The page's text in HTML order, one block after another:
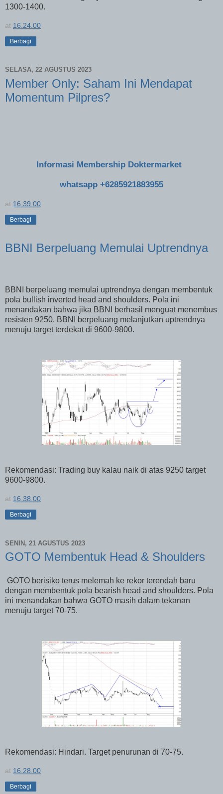
1300-1400.
at 16.24.00
Berbagi
SELASA, 22 AGUSTUS 2023
Member Only: Saham Ini Mendapat
Momentum Pilpres?
Informasi Membership Doktermarket
whatsapp +6285921883955
at 16.39.00
Berbagi
BBNI Berpeluang Memulai Uptrendnya
BBNI berpeluang memulai uptrendnya dengan membentuk
pola bullish inverted head and shoulders. Pola ini
menandakan bahwa jika BBNI berhasil menguat menembus
resisten 9250, BBNI berpeluang melanjutkan uptrendnya
menuju target terdekat di 9600-9800.
Rekomendasi: Trading buy kalau naik di atas 9250 target
9600-9800.
at 16.38.00
Berbagi
SENIN, 21 AGUSTUS 2023
GOTO Membentuk Head & Shoulders
GOTO berisiko terus melemah ke rekor terendah baru
dengan membentuk pola bearish head and shoulders. Pola
ini menandakan bahwa GOTO masih dalam tekanan
menuju target 70-75.
Rekomendasi: Hindari. Target penurunan di 70-75.
at 16.28.00
Berbagi